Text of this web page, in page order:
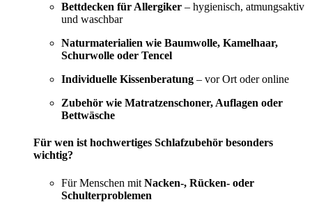
Bettdecken für Allergiker – hygienisch, atmungsaktiv
und waschbar
Naturmaterialien wie Baumwolle, Kamelhaar,
Schurwolle oder Tencel
Individuelle Kissenberatung – vor Ort oder online
Zubehör wie Matratzenschoner, Auflagen oder
Bettwäsche
Für wen ist hochwertiges Schlafzubehör besonders
wichtig?
Für Menschen mit Nacken-, Rücken- oder
Schulterproblemen